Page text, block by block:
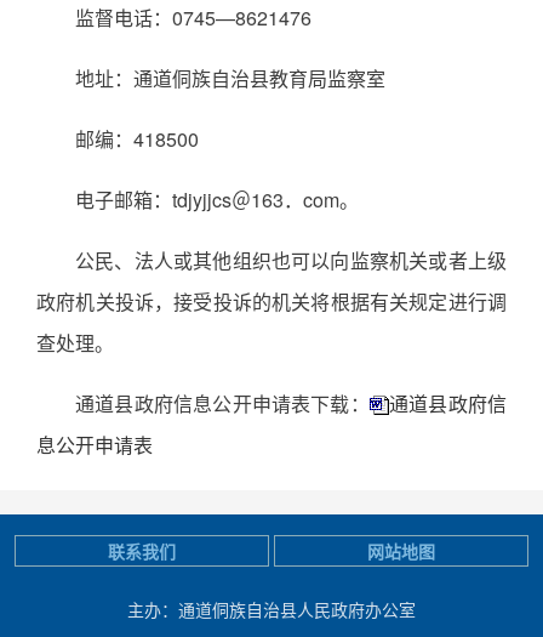
监督电话：0745—8621476
地址：通道侗族自治县教育局监察室
邮编：418500
电子邮箱：tdjyjjcs＠163．com。
公民、法人或其他组织也可以向监察机关或者上级
政府机关投诉，接受投诉的机关将根据有关规定进行调
查处理。
通道县政府信息公开申请表下载：
通道县政府信
息公开申请表
主办：通道侗族自治县人民政府办公室
联系我们 网站地图